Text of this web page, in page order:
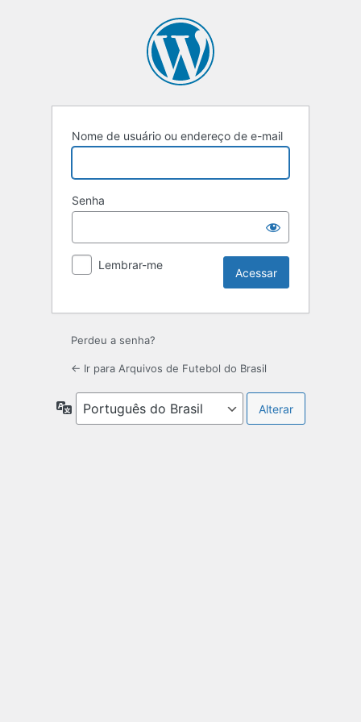
Nome de usuário ou endereço de e-mail
Senha
Lembrar-me
Perdeu a senha?
← Ir para Arquivos de Futebol do Brasil
Idioma